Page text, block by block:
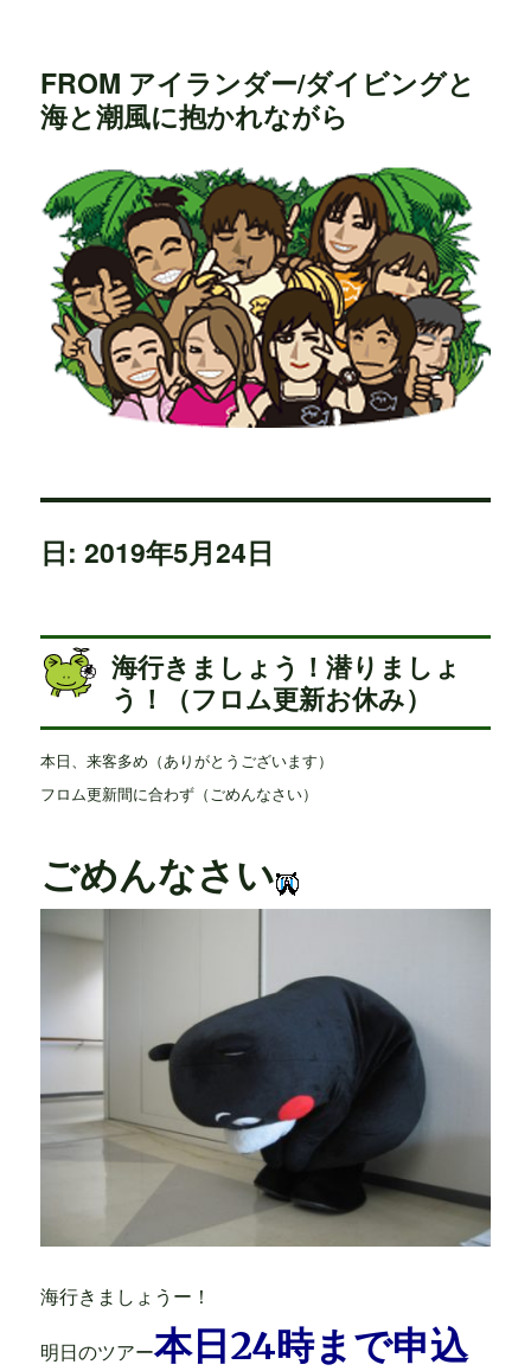
FROM アイランダー/ダイビングと
海と潮風に抱かれながら
日: 2019年5月24日
海行きましょう！潜りましょ
う！（フロム更新お休み）
本日、来客多め（ありがとうございます）
フロム更新間に合わず（ごめんなさい）
ごめんなさい
海行きましょうー！
明日のツアー本日24時まで申込